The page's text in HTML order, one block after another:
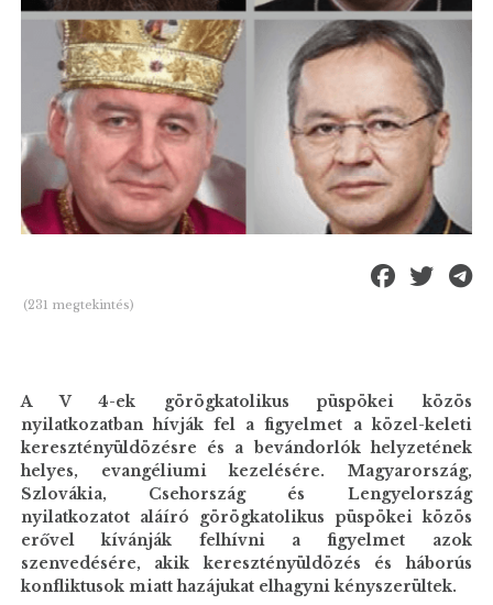
(231 megtekintés)
A V 4-ek görögkatolikus püspökei közös
nyilatkozatban hívják fel a figyelmet a közel-keleti
keresztényüldözésre és a bevándorlók helyzetének
helyes, evangéliumi kezelésére. Magyarország,
Szlovákia, Csehország és Lengyelország
nyilatkozatot aláíró görögkatolikus püspökei közös
erővel kívánják felhívni a figyelmet azok
szenvedésére, akik keresztényüldözés és háborús
konfliktusok miatt hazájukat elhagyni kényszerültek.